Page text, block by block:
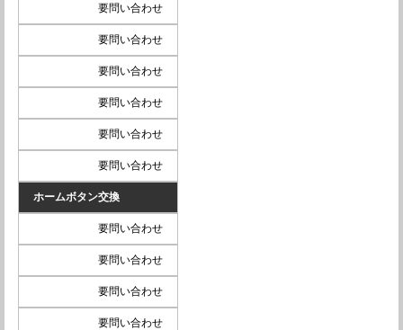
要問い合わせ
要問い合わせ
要問い合わせ
要問い合わせ
要問い合わせ
要問い合わせ
ホームボタン交換
要問い合わせ
要問い合わせ
要問い合わせ
要問い合わせ